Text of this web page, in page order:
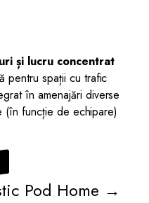
și lucru concentrat
pentru spații cu trafic
în amenajări diverse
(în funcție de echipare)
Pod Home →